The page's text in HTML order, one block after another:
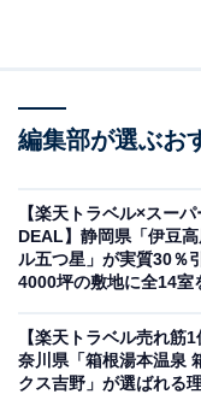
奥飛騨ガーデンホテル焼岳
「奥飛騨ガーデン
能です。
編集部が選ぶお
【楽天トラベル×スーパ
DEAL】静岡県「伊豆
ル五つ星」が実質30％
4000坪の敷地に全14室
【楽天トラベル売れ筋
奈川県「箱根湯本温泉
クス吉野」が選ばれる